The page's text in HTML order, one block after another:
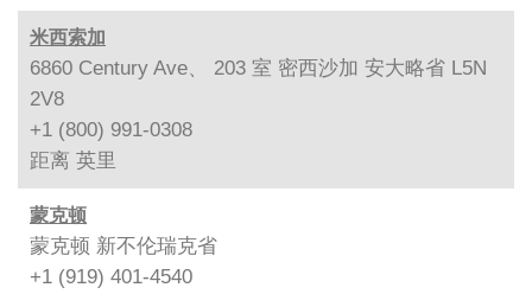
米西索加
6860 Century Ave、 203 室 密西沙加 安大略省 L5N
2V8
+1 (800) 991-0308
距离 英里
蒙克顿
蒙克顿 新不伦瑞克省
+1 (919) 401-4540